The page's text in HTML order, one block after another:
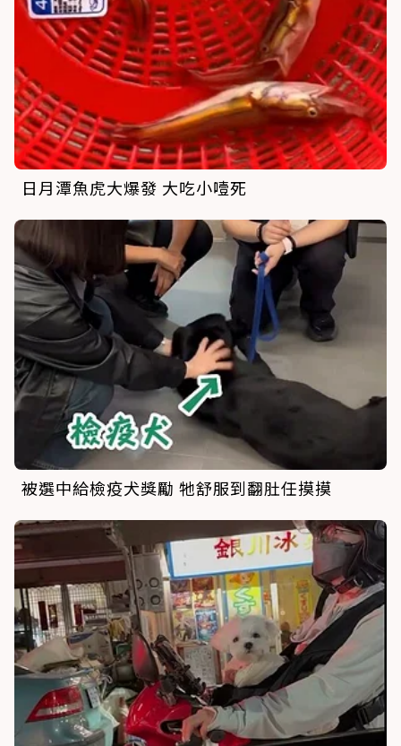
日月潭魚虎大爆發 大吃小噎死
被選中給檢疫犬獎勵 牠舒服到翻肚任摸摸